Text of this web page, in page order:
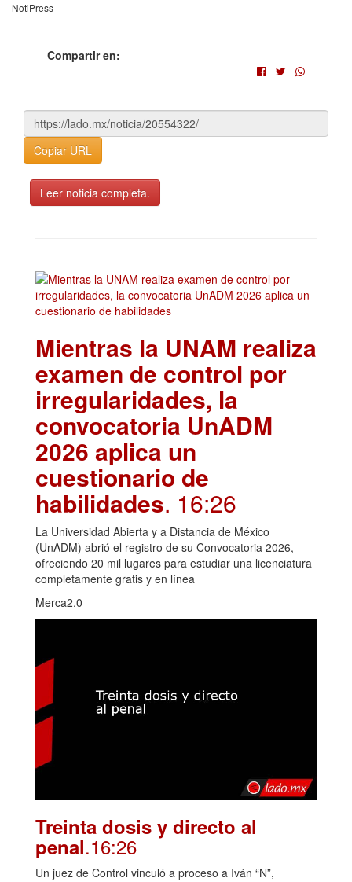
NotiPress
Compartir en:
Copiar URL
Leer noticia completa.
Mientras la UNAM realiza
examen de control por
irregularidades, la
convocatoria UnADM
2026 aplica un
cuestionario de
habilidades. 16:26
La Universidad Abierta y a Distancia de México
(UnADM) abrió el registro de su Convocatoria 2026,
ofreciendo 20 mil lugares para estudiar una licenciatura
completamente gratis y en línea
Merca2.0
Treinta dosis y directo al
penal.16:26
Un juez de Control vinculó a proceso a Iván “N”,